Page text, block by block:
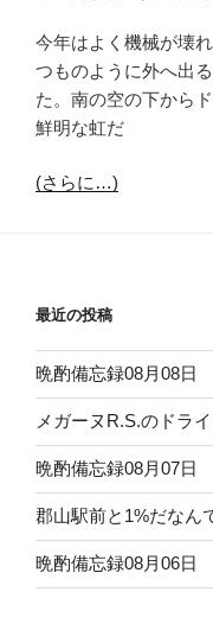
今年はよく機械が壊
つものように外へ出
た。南の空の下から
鮮明な虹だ
(さらに…)
最近の投稿
晩酌備忘録08月08日
メガーヌR.S.のドラ
晩酌備忘録08月07日
郡山駅前と1%だなん
晩酌備忘録08月06日